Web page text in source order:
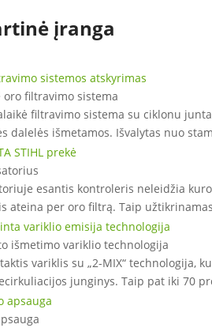
įranga
oro filtravimo sistema
filtravimo sistema su ciklonu
dalelės išmetamos. Išvalytas nuo
esantis kontroleris neleidžia
ateina per oro filtrą. Taip
išmetimo variklio technologija
variklis su „2-MIX“
junginys. Taip pat iki 70